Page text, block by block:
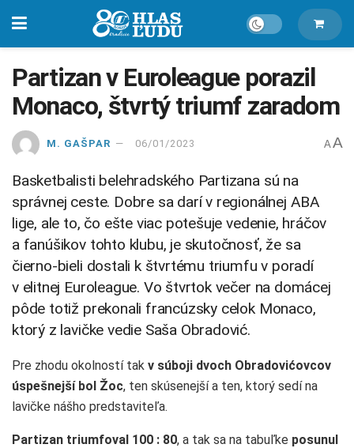
Partizan v Euroleague porazil
Monaco, štvrtý triumf zaradom
M. GAŠPAR 06/01/2023 A A
Basketbalisti belehradského Partizana sú na
správnej ceste. Dobre sa darí v regionálnej ABA
lige, ale to, čo ešte viac potešuje vedenie, hráčov
a fanúšikov tohto klubu, je skutočnosť, že sa
čierno-bieli dostali k štvrtému triumfu v poradí
v elitnej Euroleague. Vo štvrtok večer na domácej
pôde totiž prekonali francúzsky celok Monaco,
ktorý z lavičke vedie Saša Obradović.
Pre zhodu okolností tak v súboji dvoch Obradovićovcov
úspešnejší bol Žoc, ten skúsenejší a ten, ktorý sedí na
lavičke nášho predstaviteľa.
Partizan triumfoval 100 : 80, a tak sa na tabuľke posunul